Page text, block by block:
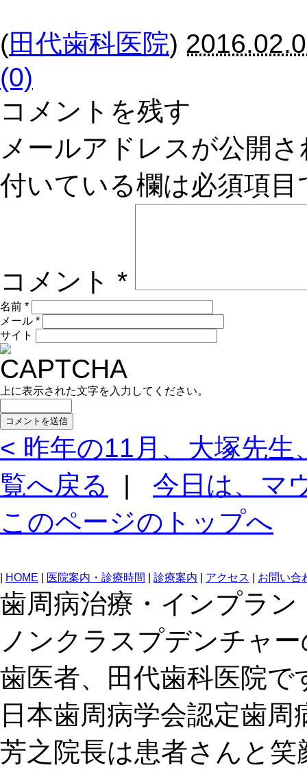
(田代歯科医院)
(0)
コメントを残す
メールアドレスが公開
付いている欄は必須項目
コメント *
名前 *
メール *
サイト
上に表示された文字を入力してください。
< 昨年の11月、大塚先
覧へ戻る
| 今日は、マ
このページのトップへ
HOME 医院案内・診療時間 診療案内 アクセス お問い合
歯周病治療・インプラ
ノンクラスプデンチャ
歯医者、田代歯科医院で
日本歯周病学会認定歯
芳之院長は患者さんと